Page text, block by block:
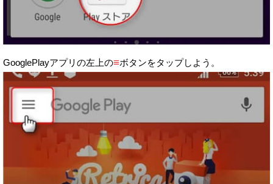
GooglePlayアプリの左上の≡ボタンをタップしよう。